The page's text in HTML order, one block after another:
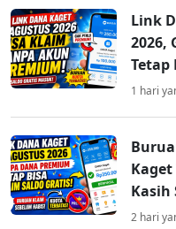
Link
2026,
Tetap
1 hari
Kaget
Kasih
2 hari